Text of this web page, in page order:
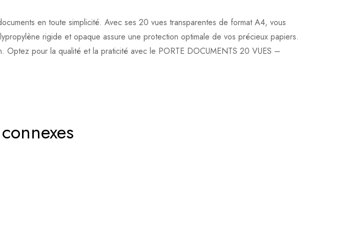
en toute simplicité. Avec ses 20 vues transparentes de format A4, vous
rigide et opaque assure une protection optimale de vos précieux papiers.
pour la qualité et la praticité avec le PORTE DOCUMENTS 20 VUES –